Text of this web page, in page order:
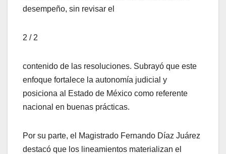
desempeño, sin revisar el
2 / 2
contenido de las resoluciones. Subrayó que este
enfoque fortalece la autonomía judicial y
posiciona al Estado de México como referente
nacional en buenas prácticas.
Por su parte, el Magistrado Fernando Díaz Juárez
destacó que los lineamientos materializan el